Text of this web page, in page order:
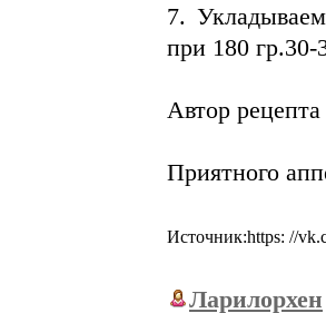
7.
при 180 гр.30-
Автор
Приятного
Источник:https: //
Ларилорхен